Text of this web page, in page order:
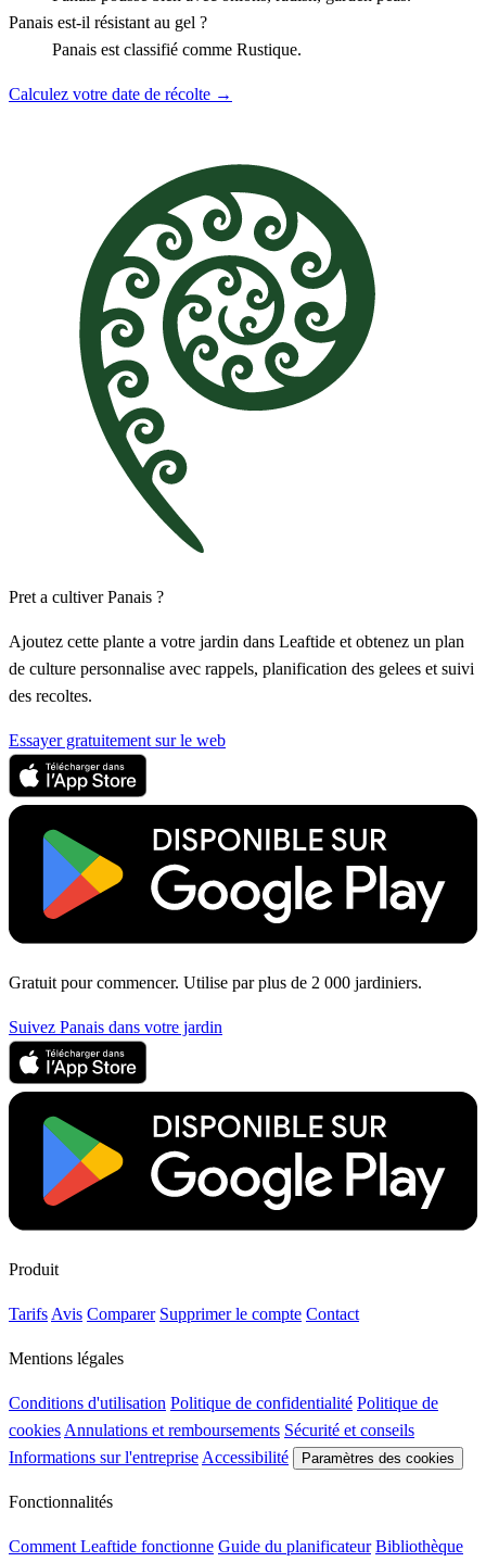
Panais est-il résistant au gel ?
Panais est classifié comme Rustique.
Calculez votre date de récolte →
Pret a cultiver Panais ?
Ajoutez cette plante a votre jardin dans Leaftide et obtenez un plan
de culture personnalise avec rappels, planification des gelees et suivi
des recoltes.
Essayer gratuitement sur le web
Gratuit pour commencer. Utilise par plus de 2 000 jardiniers.
Suivez Panais dans votre jardin
Produit
Tarifs Avis Comparer Supprimer le compte Contact
Mentions légales
Conditions d'utilisation Politique de confidentialité Politique de
cookies Annulations et remboursements Sécurité et conseils
Informations sur l'entreprise Accessibilité Paramètres des cookies
Fonctionnalités
Comment Leaftide fonctionne Guide du planificateur Bibliothèque